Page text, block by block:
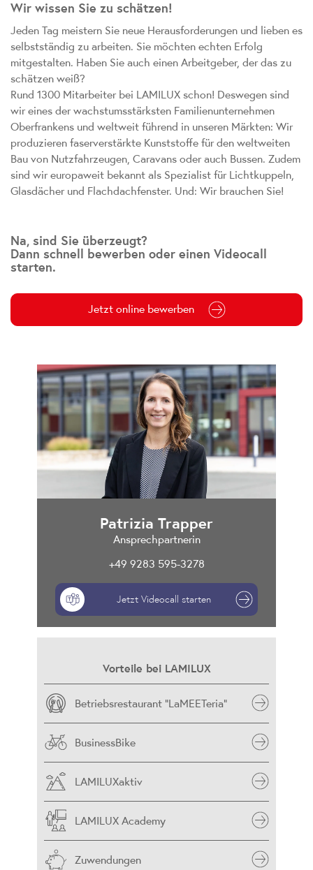
Wir wissen Sie zu schätzen!
Jeden Tag meistern Sie neue Herausforderungen und lieben es
selbstständig zu arbeiten. Sie möchten echten Erfolg
mitgestalten. Haben Sie auch einen Arbeitgeber, der das zu
schätzen weiß?
Rund 1300 Mitarbeiter bei LAMILUX schon! Deswegen sind
wir eines der wachstumsstärksten Familienunternehmen
Oberfrankens und weltweit führend in unseren Märkten: Wir
produzieren faserverstärkte Kunststoffe für den weltweiten
Bau von Nutzfahrzeugen, Caravans oder auch Bussen. Zudem
sind wir europaweit bekannt als Spezialist für Lichtkuppeln,
Glasdächer und Flachdachfenster. Und: Wir brauchen Sie!
Na, sind Sie überzeugt?
Dann schnell bewerben oder einen Videocall
starten.
Jetzt online bewerben
Patrizia Trapper
Ansprechpartnerin
+49 9283 595-3278
Jetzt Videocall starten
Vorteile bei LAMILUX
Betriebsrestaurant "LaMEETeria"
BusinessBike
LAMILUXaktiv
LAMILUX Academy
Zuwendungen